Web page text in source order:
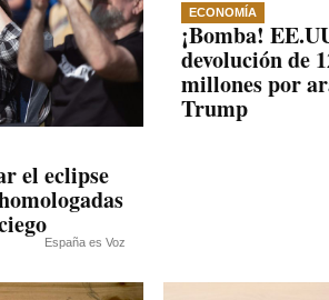
el eclipse
España es Voz
ECONOMÍA
¡Bomba!
devolución de
millones por
Trump